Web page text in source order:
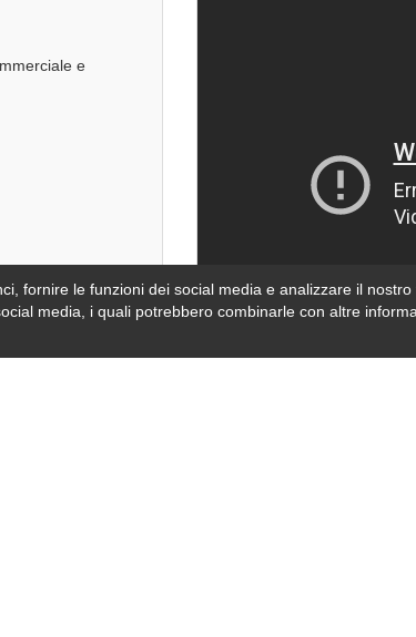
e
fornire le funzioni dei social media e analizzare il
media, i quali potrebbero combinarle con altre